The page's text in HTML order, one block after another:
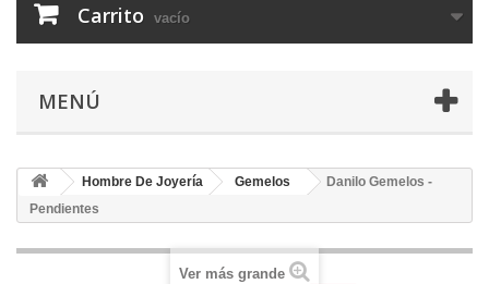
Carrito vacío
MENÚ
Hombre De Joyería Gemelos
Danilo Gemelos -
Pendientes
Ver más grande